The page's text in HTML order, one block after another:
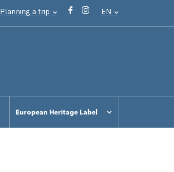
Planning a trip EN
European Heritage Label